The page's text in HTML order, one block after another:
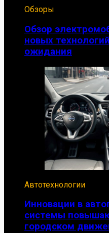
Обзоры
Обзор
новых
ожидания
Автотехнологии
Инновации в
системы
городском